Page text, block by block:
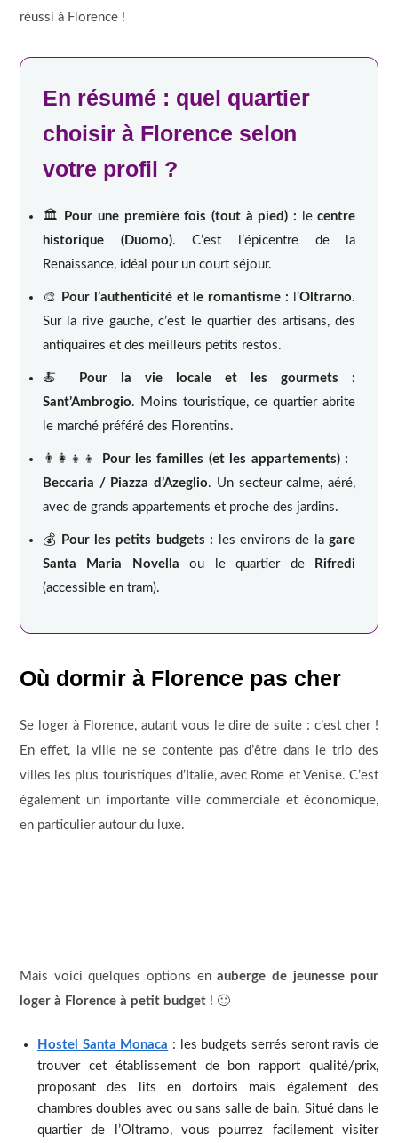
réussi à Florence !
En résumé : quel quartier
choisir à Florence selon
votre profil ?
🏛️ Pour une première fois (tout à pied) : lecentre
historique (Duomo). C’est l’épicentre de la
Renaissance, idéal pour un court séjour.
🎨 Pour l’authenticité et le romantisme : l’Oltrarno.
Sur la rive gauche, c’est le quartier des artisans, des
antiquaires et des meilleurs petits restos.
🍝
Pour la vie locale et les gourmets :
Sant’Ambrogio. Moins touristique, ce quartier abrite
le marché préféré des Florentins.
👨‍👩‍👧‍👦
Pour les familles (et les appartements) :
Beccaria / Piazza d’Azeglio. Un secteur calme, aéré,
avec de grands appartements et proche des jardins.
💰 Pour les petits budgets : les environs de lagare
Santa Maria Novella ou le quartier de
Rifredi
(accessible en tram).
Où dormir à Florence pas cher
Se loger à Florence, autant vous le dire de suite : c’est cher !
En effet, la ville ne se contente pas d’être dans le trio des
villes les plus touristiques d’Italie, avec Rome et Venise. C’est
également un importante ville commerciale et économique,
en particulier autour du luxe.
Mais voici quelques options enauberge de jeunesse pour
loger à Florence à petit budget! 🙂
Hostel Santa Monaca : les budgets serrés seront ravis de
trouver cet établissement de bon rapport qualité/prix,
proposant des lits en dortoirs mais également des
chambres doubles avec ou sans salle de bain. Situé dans le
quartier de l’Oltrarno, vous pourrez facilement visiter